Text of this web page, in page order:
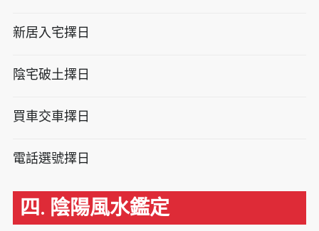
新居入宅擇日
陰宅破土擇日
買車交車擇日
電話選號擇日
四. 陰陽風水鑑定